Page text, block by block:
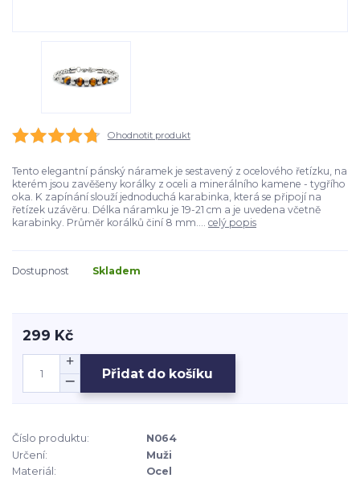
Ohodnotit produkt
Tento elegantní pánský náramek je sestavený z ocelového řetízku, na
kterém jsou zavěšeny korálky z oceli a minerálního kamene - tygřího
oka. K zapínání slouží jednoduchá karabinka, která se připojí na
řetízek uzávěru. Délka náramku je 19-21 cm a je uvedena včetně
karabinky. Průměr korálků činí 8 mm.... celý popis
Dostupnost Skladem
299 Kč
Přidat do košíku
Číslo produktu:
N064
Určení:
Muži
Materiál:
Ocel